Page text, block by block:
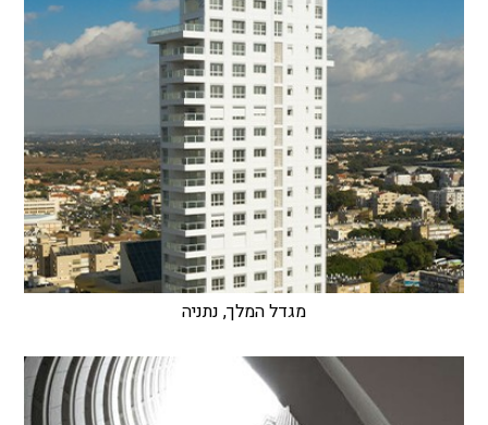
מגדל המלך, נתניה